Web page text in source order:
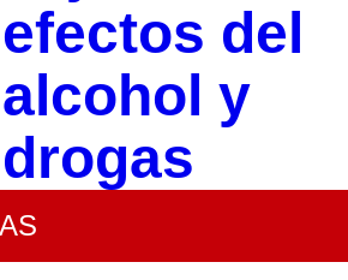
efectos del
alcohol y
drogas